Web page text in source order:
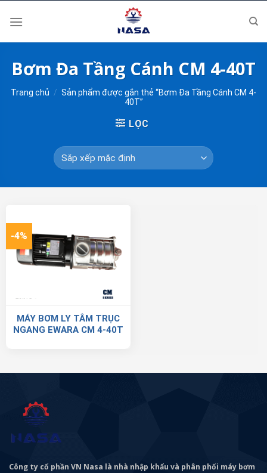
Bơm Đa Tầng Cánh CM 4-40T
Trang chủ / Sản phẩm được gắn thẻ “Bơm Đa Tầng Cánh CM 4-
40T”
LỌC
-4%
MÁY BƠM LY TÂM TRỤC
NGANG EWARA CM 4-40T
Công ty cổ phần VN Nasa là nhà nhập khẩu và phân phối máy bơm